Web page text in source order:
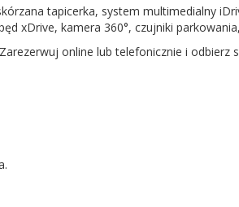
tapicerka, system multimedialny
xDrive, kamera 360°, czujniki
Zarezerwuj online lub telefonicznie i odbierz